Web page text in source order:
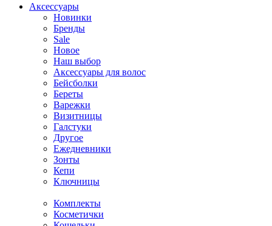
Аксессуары
Новинки
Бренды
Sale
Новое
Наш выбор
Аксессуары для волос
Бейсболки
Береты
Варежки
Визитницы
Галстуки
Другое
Ежедневники
Зонты
Кепи
Ключницы
Комплекты
Косметички